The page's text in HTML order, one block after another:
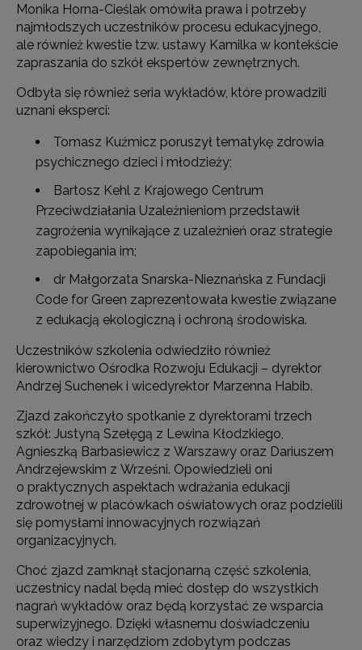
Monika Horna-Cieślak omówiła prawa i potrzeby
najmłodszych uczestników procesu edukacyjnego,
ale również kwestie tzw. ustawy Kamilka w kontekście
zapraszania do szkół ekspertów zewnętrznych.
Odbyła się również seria wykładów, które prowadzili
uznani eksperci:
Tomasz Kuźmicz poruszył tematykę zdrowia
psychicznego dzieci i młodzieży;
Bartosz Kehl z Krajowego Centrum
Przeciwdziałania Uzależnieniom przedstawił
zagrożenia wynikające z uzależnień oraz strategie
zapobiegania im;
dr Małgorzata Snarska-Nieznańska z Fundacji
Code for Green zaprezentowała kwestie związane
z edukacją ekologiczną i ochroną środowiska.
Uczestników szkolenia odwiedziło również
kierownictwo Ośrodka Rozwoju Edukacji – dyrektor
Andrzej Suchenek i wicedyrektor Marzenna Habib.
Zjazd zakończyło spotkanie z dyrektorami trzech
szkół: Justyną Szełęgą z Lewina Kłodzkiego,
Agnieszką Barbasiewicz z Warszawy oraz Dariuszem
Andrzejewskim z Wrześni. Opowiedzieli oni
o praktycznych aspektach wdrażania edukacji
zdrowotnej w placówkach oświatowych oraz podzielili
się pomysłami innowacyjnych rozwiązań
organizacyjnych.
Choć zjazd zamknął stacjonarną część szkolenia,
uczestnicy nadal będą mieć dostęp do wszystkich
nagrań wykładów oraz będą korzystać ze wsparcia
superwizyjnego. Dzięki własnemu doświadczeniu
oraz wiedzy i narzędziom zdobytym podczas